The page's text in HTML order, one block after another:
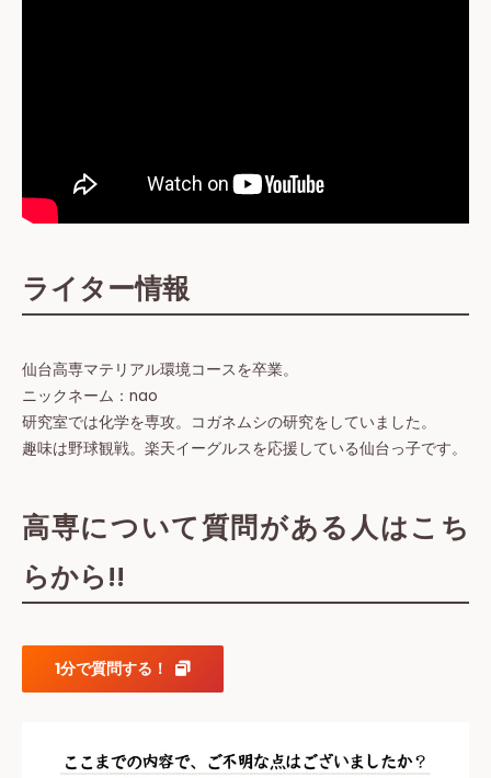
ライター情報
仙台高専マテリアル環境コースを卒業。
ニックネーム：nao
研究室では化学を専攻。コガネムシの研究をしていました。
趣味は野球観戦。楽天イーグルスを応援している仙台っ子です。
高専について質問がある人はこち
らから!!
1分で質問する！